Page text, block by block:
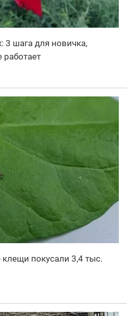
3 шага для новичка,
работает
покусали 3,4 тыс.